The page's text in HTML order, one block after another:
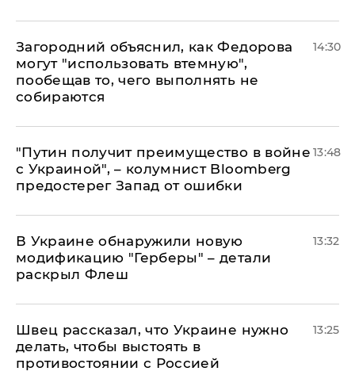
Загородний объяснил, как Федорова
могут "использовать втемную",
пообещав то, чего выполнять не
собираются
14:30
"Путин получит преимущество в войне
с Украиной", – колумнист Bloomberg
предостерег Запад от ошибки
13:48
В Украине обнаружили новую
модификацию "Герберы" – детали
раскрыл Флеш
13:32
Швец рассказал, что Украине нужно
делать, чтобы выстоять в
противостоянии с Россией
13:25